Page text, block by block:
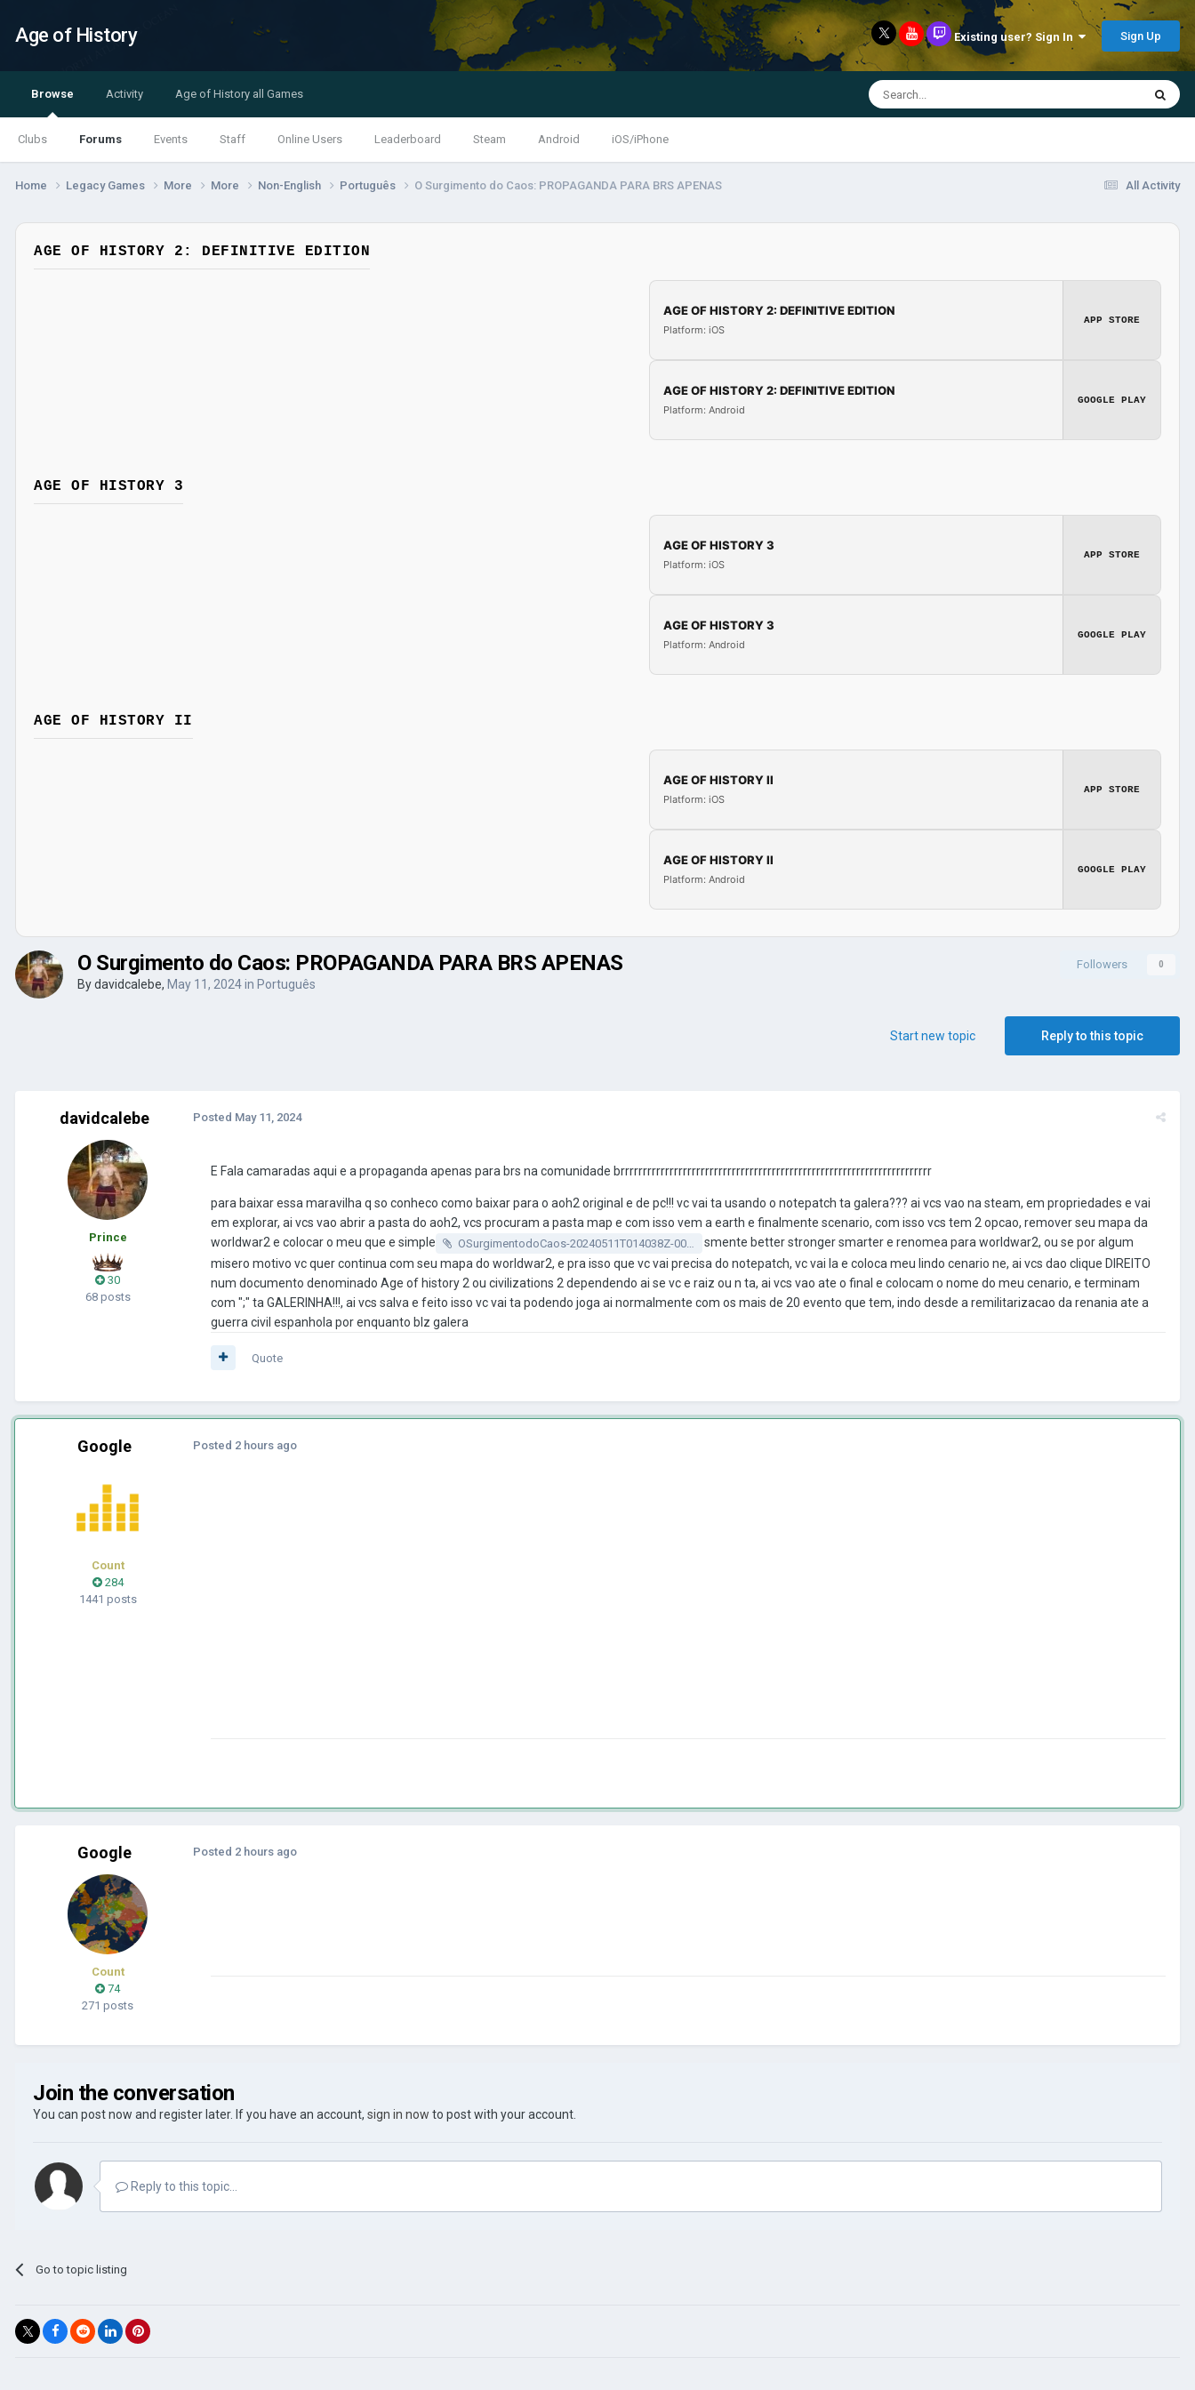
Age of History Existing user? Sign In Sign Up
Browse
Clubs Forums Events Staff Online Users Leaderboard Steam Android iOS/iPhone
Activity Age of History all Games
All Activity
Home Legacy Games More More Non-English Português O Surgimento do Caos: PROPAGANDA PARA BRS APENAS
AGE OF HISTORY 2: DEFINITIVE EDITION
AGE OF HISTORY 2: DEFINITIVE EDITION
Platform: iOS
APP STORE
AGE OF HISTORY 2: DEFINITIVE EDITION
Platform: Android
GOOGLE PLAY
AGE OF HISTORY 3
AGE OF HISTORY 3
Platform: iOS
APP STORE
AGE OF HISTORY 3
Platform: Android
GOOGLE PLAY
AGE OF HISTORY II
AGE OF HISTORY II
Platform: iOS
APP STORE
AGE OF HISTORY II
Platform: Android
GOOGLE PLAY
Followers 0
O Surgimento do Caos: PROPAGANDA PARA BRS APENAS
Bydavidcalebe, May 11, 2024in Português
Reply to this topic
Start new topic
davidcalebe
Prince
30
68 posts
Posted May 11, 2024
E Fala camaradas aqui e a propaganda apenas para brs na comunidade brrrrrrrrrrrrrrrrrrrrrrrrrrrrrrrrrrrrrrrrrrrrrrrrrrrrrrrrrrrrrrrrrrrrrr
para baixar essa maravilha q so conheco como baixar para o aoh2 original e de pc!!! vc vai ta usando o notepatch ta galera??? ai vcs vao na steam, em propriedades e vai
em explorar, ai vcs vao abrir a pasta do aoh2, vcs procuram a pasta map e com isso vem a earth e finalmente scenario, com isso vcs tem 2 opcao, remover seu mapa da
worldwar2 e colocar o meu que e simple
OSurgimentodoCaos-20240511T014038Z-001.zip
smente better stronger smarter e renomea para worldwar2, ou se por algum
misero motivo vc quer continua com seu mapa do worldwar2, e pra isso que vc vai precisa do notepatch, vc vai la e coloca meu lindo cenario ne, ai vcs dao clique DIREITO
num documento denominado Age of history 2 ou civilizations 2 dependendo ai se vc e raiz ou n ta, ai vcs vao ate o final e colocam o nome do meu cenario, e terminam
com ";" ta GALERINHA!!!, ai vcs salva e feito isso vc vai ta podendo joga ai normalmente com os mais de 20 evento que tem, indo desde a remilitarizacao da renania ate a
guerra civil espanhola por enquanto blz galera
Quote
Google
Count
284
1441 posts
Posted 2 hours ago
Google
Count
74
271 posts
Posted 2 hours ago
Join the conversation
You can post now and register later. If you have an account, sign in now to post with your account.
Reply to this topic...
Go to topic listing